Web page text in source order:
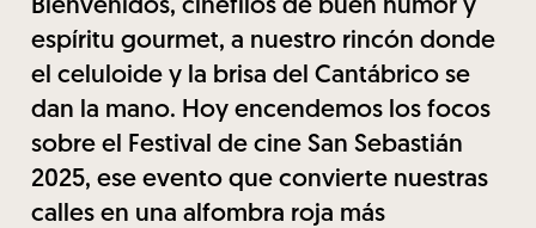
Bienvenidos, cinéfilos de buen humor y
espíritu gourmet, a nuestro rincón donde
el celuloide y la brisa del Cantábrico se
dan la mano. Hoy encendemos los focos
sobre el Festival de cine San Sebastián
2025, ese evento que convierte nuestras
calles en una alfombra roja más